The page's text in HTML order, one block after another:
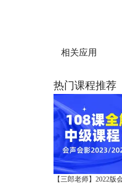
相关应用
热门课程推荐
【三郎老师】2022